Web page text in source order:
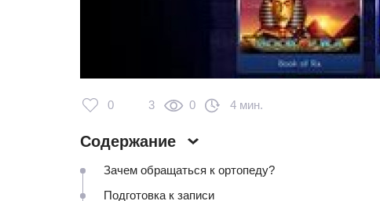
0 3 0 4 мин.
Содержание
Зачем обращаться к ортопеду?
Подготовка к записи